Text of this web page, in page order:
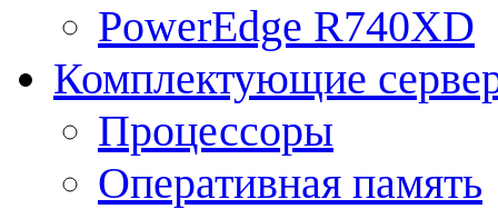
PowerEdge R740XD
Комплектующие
Процессоры
Оперативная память